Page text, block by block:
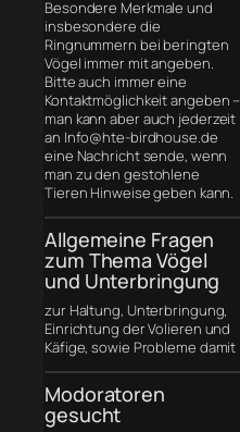
Besondere Merkmale und
insbesondere die
Ringnummern bei beringten
Vögel immer mit angeben.
Bitte auch immer eine
Kontaktmöglichkeit angeben –
man kann aber auch jederzeit
an Info@hte-birdhouse.de
eine Nachricht sende, wenn
man zu den gestohlene
Tieren Hinweise geben kann.
Allgemeine Fragen
zum Thema Vögel
und Unterbringung
zur Haltung, Unterbringung,
Einrichtung der Volieren und
Käfige, sowie Probleme damit
Modoratoren
gesucht